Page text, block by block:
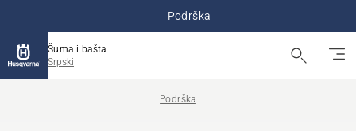
Podrška
Šuma i bašta
Srpski
Podrška